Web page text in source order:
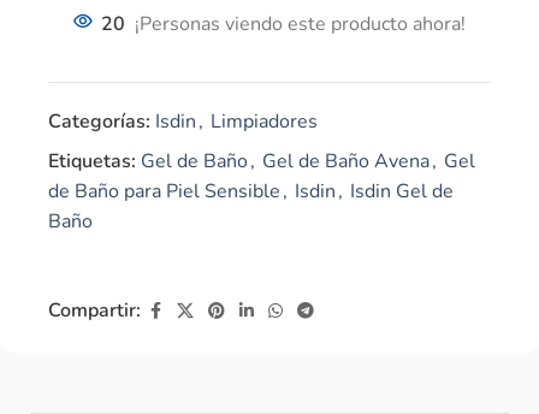
20 ¡Personas viendo este producto ahora!
Categorías: Isdin, Limpiadores
Etiquetas: Gel de Baño, Gel de Baño Avena, Gel
de Baño para Piel Sensible, Isdin, Isdin Gel de
Baño
Compartir: